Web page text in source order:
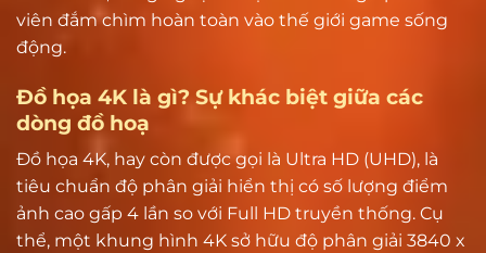
viên đắm chìm hoàn toàn vào thế giới game sống
động.
Đồ họa 4K là gì? Sự khác biệt giữa các
dòng đồ hoạ
Đồ họa 4K, hay còn được gọi là Ultra HD (UHD), là
tiêu chuẩn độ phân giải hiển thị có số lượng điểm
ảnh cao gấp 4 lần so với Full HD truyền thống. Cụ
thể, một khung hình 4K sở hữu độ phân giải 3840 x